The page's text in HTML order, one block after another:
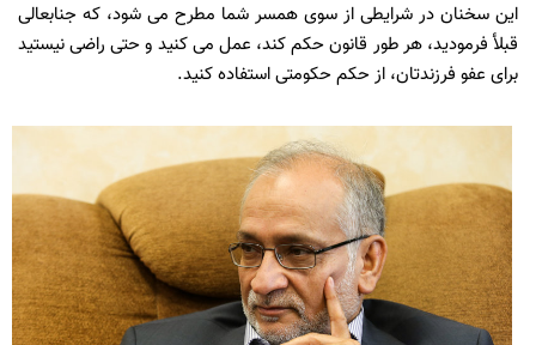
اين سخنان در شرايطى از سوى همسر شما مطرح مى شود، كه جنابعالى
قبلأ فرموديد، هر طور قانون حكم كند، عمل مى كنيد و حتى راضى نيستيد
براى عفو فرزندتان، از حكم حكومتى استفاده كنيد.